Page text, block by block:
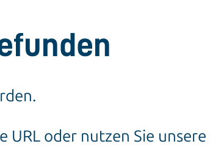
oder nutzen Sie unsere